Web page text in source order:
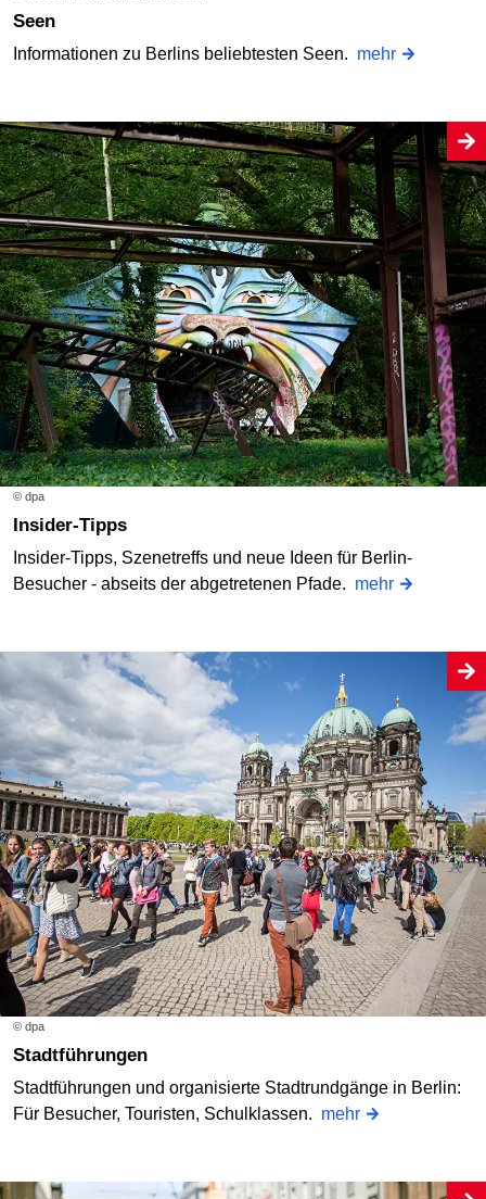
Seen
Informationen zu Berlins beliebtesten Seen. mehr
© dpa
Insider-Tipps
Insider-Tipps, Szenetreffs und neue Ideen für Berlin-
Besucher - abseits der abgetretenen Pfade. mehr
© dpa
Stadtführungen
Stadtführungen und organisierte Stadtrundgänge in Berlin:
Für Besucher, Touristen, Schulklassen. mehr